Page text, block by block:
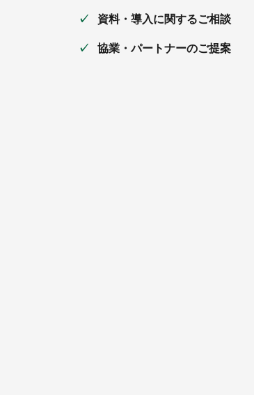
資料・導入に関するご相談
協業・パートナーのご提案